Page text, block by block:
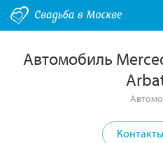
Автомобиль
Контакты